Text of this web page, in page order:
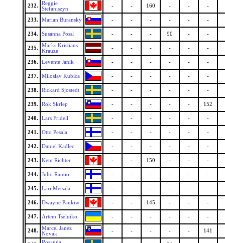
232.
Reggie
Stefaniszyn
- - 160 - - -
233. Marian Buransky - - - - - -
234. Susanna Possl - - - 90 - -
235.
Marks Kristians
Krauze
- - - - - -
236. Levente Janik - - - - - -
237. Miloslav Kubica - - - - - -
238. Rickard Sjostedt - - - - - -
239. Rok Skrlep - - - - - 152
240. Lars Fridell - - - - - -
241. Otto Pesala - - - - - -
242. Daniel Kadlec - - - - - -
243. Kent Richter - - 150 - - -
244. Juho Rautio - - - - - -
245. Lari Metsala - - - - - -
246. Dwayne Pankiw - - 145 - - -
247. Artem Tseluiko - - - - - -
248.
Marcel Janez
Novak
- - - - - 141